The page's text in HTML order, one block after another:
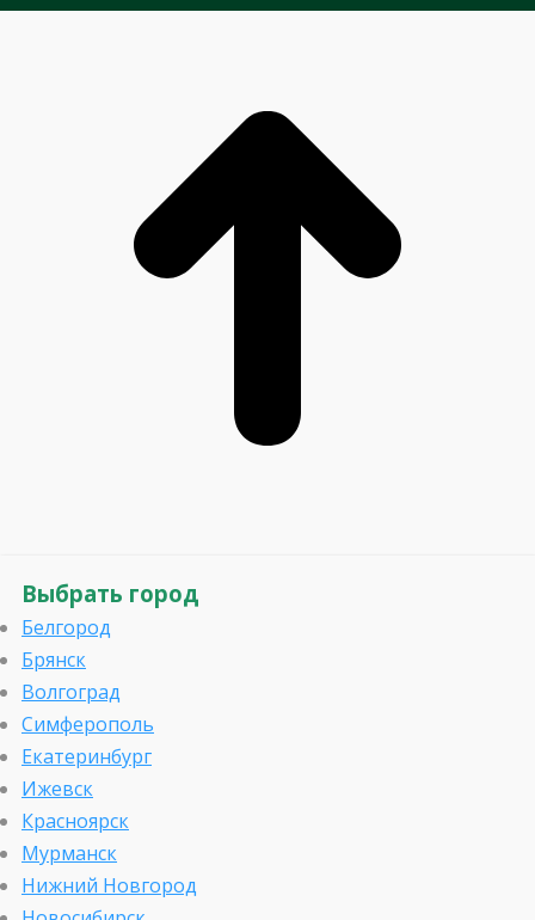
Выбрать город
Белгород
Брянск
Волгоград
Симферополь
Екатеринбург
Ижевск
Красноярск
Мурманск
Нижний Новгород